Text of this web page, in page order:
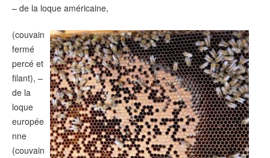
– de la loque américaine,
(couvain
fermé
percé et
filant), –
de la
loque
europée
nne
(couvain